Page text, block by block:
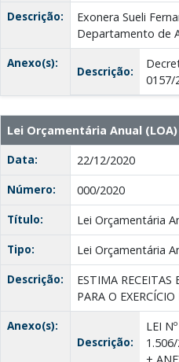
Descrição:
Exonera Sueli
Departamento de
Anexo(s):
Descrição:
0157/
Lei Orçamentária Anual (LOA)
Data:
22/12/2020
Número:
000/2020
Título:
Lei Orçamentária
Tipo:
Lei Orçamentária
Descrição:
ESTIMA RECEITAS
PARA O
Anexo(s):
Descrição:
LEI Nº